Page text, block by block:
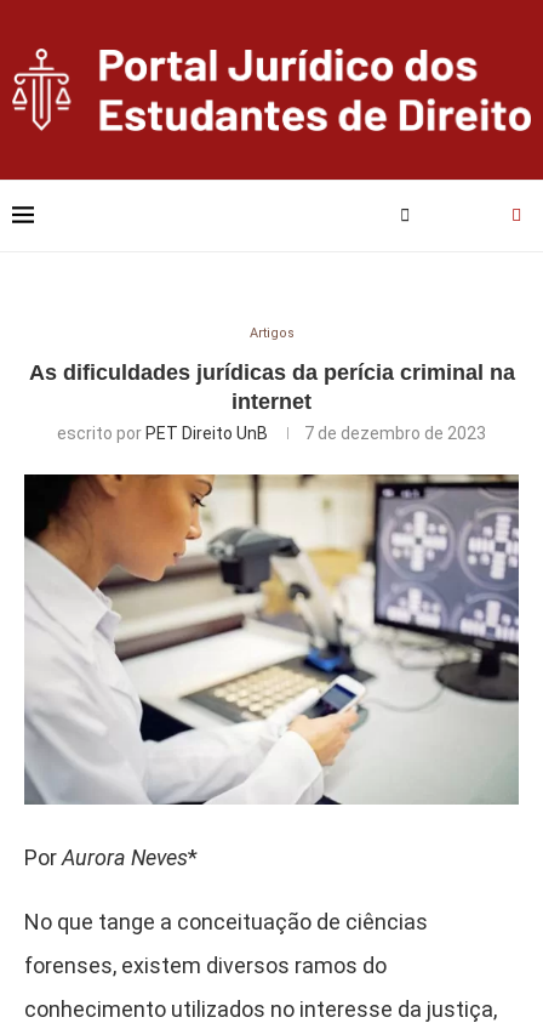
Artigos
As dificuldades jurídicas da perícia criminal na
internet
escrito por PET Direito UnB 7 de dezembro de 2023
PorAurora Neves*
No que tange a conceituação de ciências
forenses, existem diversos ramos do
conhecimento utilizados no interesse da justiça,